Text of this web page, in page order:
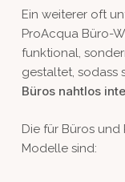
Ein weiterer oft
ProAcqua Büro-
funktional,
gestaltet, sodass
Büros nahtlos
Die für Büros
Modelle sind: